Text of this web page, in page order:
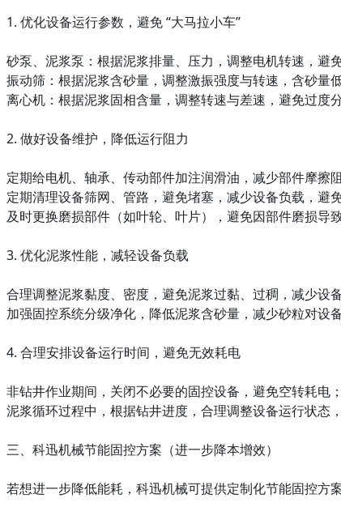
1. 优化设备运行参数，避免 “大马拉小车”
砂泵、泥浆泵：根据泥浆排量、压力，调整电机转速，避
振动筛：根据泥浆含砂量，调整激振强度与转速，含砂量
离心机：根据泥浆固相含量，调整转速与差速，避免过度
2. 做好设备维护，降低运行阻力
定期给电机、轴承、传动部件加注润滑油，减少部件摩擦
定期清理设备筛网、管路，避免堵塞，减少设备负载，避
及时更换磨损部件（如叶轮、叶片），避免因部件磨损导
3. 优化泥浆性能，减轻设备负载
合理调整泥浆黏度、密度，避免泥浆过黏、过稠，减少设
加强固控系统分级净化，降低泥浆含砂量，减少砂粒对设
4. 合理安排设备运行时间，避免无效耗电
非钻井作业期间，关闭不必要的固控设备，避免空转耗电；
泥浆循环过程中，根据钻井进度，合理调整设备运行状态
三、科迅机械节能固控方案（进一步降本增效）
若想进一步降低能耗，科迅机械可提供定制化节能固控方